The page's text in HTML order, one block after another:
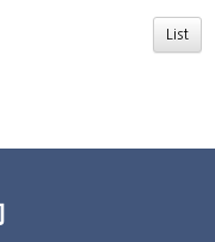
List